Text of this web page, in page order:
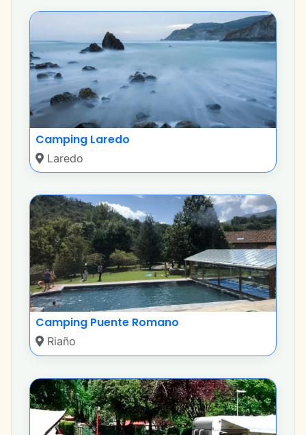
Camping Laredo
Laredo
Camping Puente Romano
Riaño